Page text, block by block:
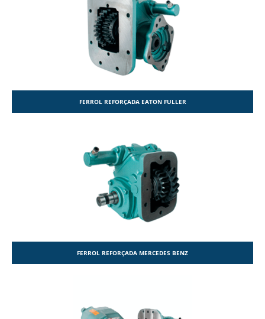
FERROL REFORÇADA EATON FULLER
FERROL REFORÇADA MERCEDES BENZ